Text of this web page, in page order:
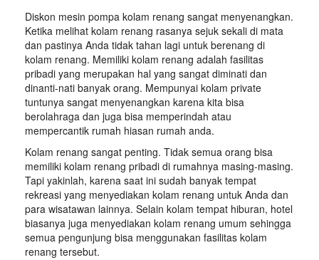
Diskon mesin pompa kolam renang sangat menyenangkan.
Ketika melihat kolam renang rasanya sejuk sekali di mata
dan pastinya Anda tidak tahan lagi untuk berenang di
kolam renang. Memiliki kolam renang adalah fasilitas
pribadi yang merupakan hal yang sangat diminati dan
dinanti-nati banyak orang. Mempunyai kolam private
tuntunya sangat menyenangkan karena kita bisa
berolahraga dan juga bisa memperindah atau
mempercantik rumah hiasan rumah anda.
Kolam renang sangat penting. Tidak semua orang bisa
memiliki kolam renang pribadi di rumahnya masing-masing.
Tapi yakinlah, karena saat ini sudah banyak tempat
rekreasi yang menyediakan kolam renang untuk Anda dan
para wisatawan lainnya. Selain kolam tempat hiburan, hotel
biasanya juga menyediakan kolam renang umum sehingga
semua pengunjung bisa menggunakan fasilitas kolam
renang tersebut.